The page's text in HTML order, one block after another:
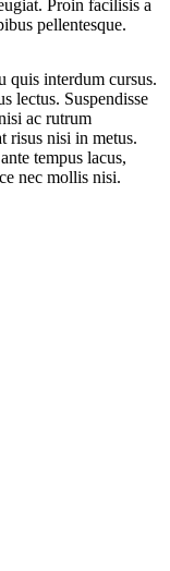
Proin facilisis a
pellentesque.
quis interdum cursus.
lectus. Suspendisse
ac rutrum
risus nisi in metus.
tempus lacus,
nec mollis nisi.